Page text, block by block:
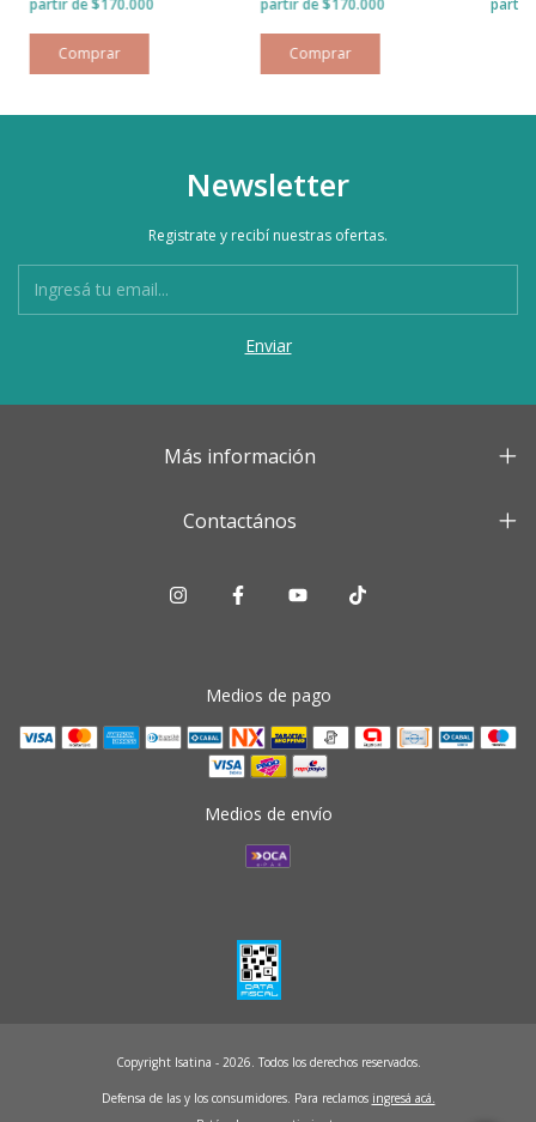
Comprar
Newsletter
Registrate y recibí nuestras ofertas.
Más información
Contactános
Medios de pago
Medios de envío
Copyright Isatina - 2026. Todos los derechos reservados.
Defensa de las y los consumidores. Para reclamos ingresá acá.